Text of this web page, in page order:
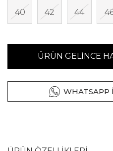
40 42 44
ÜRÜN GELİNCE
WHATSAPP